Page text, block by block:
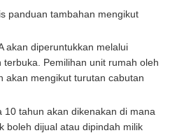
panduan tambahan mengikut
akan diperuntukkan melalui
terbuka. Pemilihan unit rumah oleh
akan mengikut turutan cabutan
10 tahun akan dikenakan di mana
boleh dijual atau dipindah milik